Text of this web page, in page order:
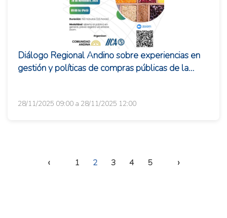
Diálogo Regional Andino sobre experiencias en
gestión y políticas de compras públicas de la
28/11/2025 09:00 a 28/11/2025 12:00
‹ 1 2 3 4 5 ›